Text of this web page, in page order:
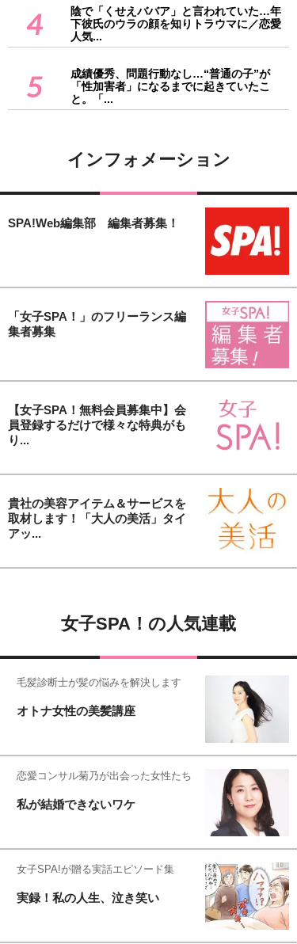
4
陰で「くせえババア」と言われていた…年
下彼氏のウラの顔を知りトラウマに／恋愛
人気...
5
成績優秀、問題行動なし…“普通の子”が
「性加害者」になるまでに起きていたこ
と。「...
インフォメーション
SPA!Web編集部 編集者募集！
「女子SPA！」のフリーランス編
集者募集
【女子SPA！無料会員募集中】会
員登録するだけで様々な特典がも
り...
貴社の美容アイテム＆サービスを
取材します！「大人の美活」タイ
アッ...
女子SPA！の人気連載
毛髪診断士が髪の悩みを解決します
オトナ女性の美髪講座
恋愛コンサル菊乃が出会った女性たち
私が結婚できないワケ
女子SPA!が贈る実話エピソード集
実録！私の人生、泣き笑い